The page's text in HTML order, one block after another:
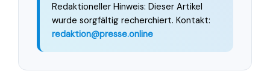
Redaktioneller Hinweis: Dieser Artikel
wurde sorgfältig recherchiert. Kontakt:
redaktion@presse.online